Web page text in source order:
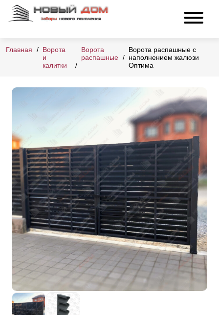
Главная
Ворота
и
калитки
Ворота
распашные
Ворота распашные с
наполнением жалюзи
Оптима